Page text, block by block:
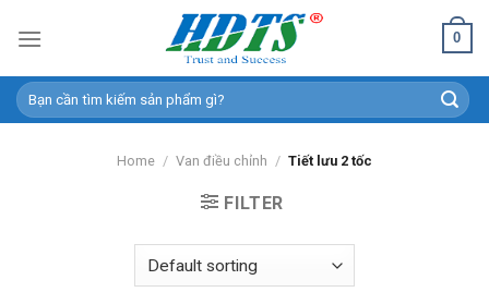
0
Search
for:
Home / Van điều chỉnh / Tiết lưu 2 tốc
FILTER